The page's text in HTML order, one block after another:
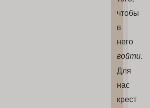
чтобы
в
него
войти.
Для
нас
крест